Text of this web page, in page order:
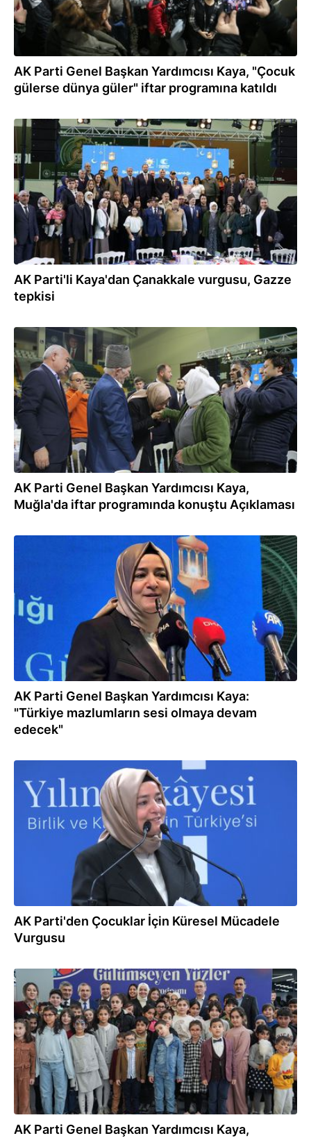
AK Parti Genel Başkan Yardımcısı Kaya, "Çocuk
gülerse dünya güler" iftar programına katıldı
18.03.2026
AK Parti'li Kaya'dan Çanakkale vurgusu, Gazze
tepkisi
18.03.2026
AK Parti Genel Başkan Yardımcısı Kaya,
Muğla'da iftar programında konuştu Açıklaması
AK Parti Genel Başkan Yardımcısı Kaya:
"Türkiye mazlumların sesi olmaya devam
edecek"
16.03.2026
AK Parti'den Çocuklar İçin Küresel Mücadele
Vurgusu
05.03.2026
AK Parti Genel Başkan Yardımcısı Kaya,